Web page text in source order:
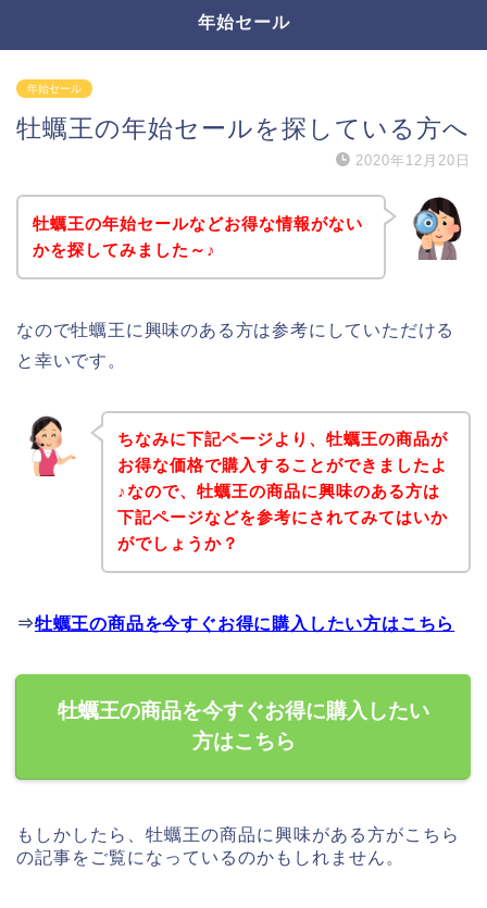
年始セール
年始セール
牡蠣王の年始セールを探している方へ
2020年12月20日
牡蠣王の年始セールなどお得な情報がない
かを探してみました～♪
なので牡蠣王に興味のある方は参考にしていただける
と幸いです。
ちなみに下記ページより、牡蠣王の商品が
お得な価格で購入することができましたよ
♪なので、牡蠣王の商品に興味のある方は
下記ページなどを参考にされてみてはいか
がでしょうか？
⇒牡蠣王の商品を今すぐお得に購入したい方はこちら
牡蠣王の商品を今すぐお得に購入したい
方はこちら
もしかしたら、牡蠣王の商品に興味がある方がこちら
の記事をご覧になっているのかもしれません。